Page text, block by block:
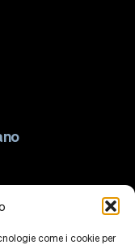
come i cookie per